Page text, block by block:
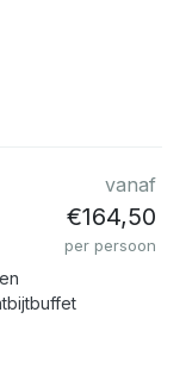
vanaf
€164,50
per persoon